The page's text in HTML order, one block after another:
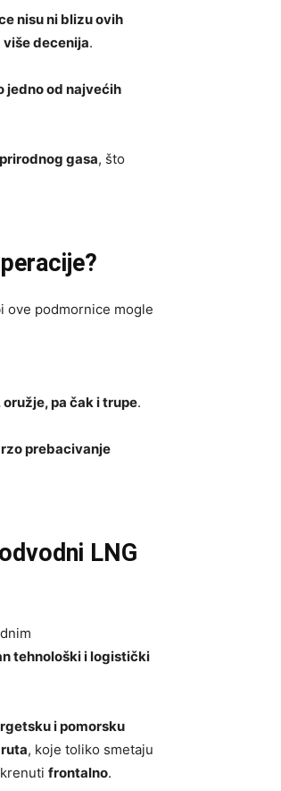
nisu ni blizu ovih
više decenija.
jedno od najvećih
gasa, što
ove podmornice mogle
pa čak i trupe.
prebacivanje
LNG
tehnološki i logistički
i pomorsku
, koje toliko smetaju
frontalno.